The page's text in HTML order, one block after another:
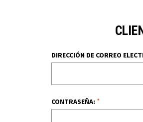
DIRECCIÓN DE CORREO
CONTRASEÑA: *